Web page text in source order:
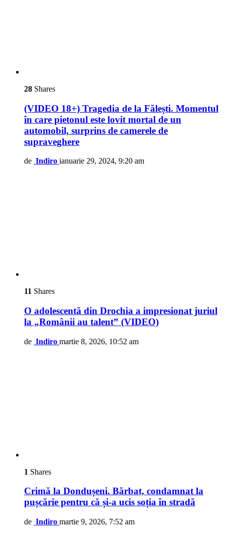
28 Shares
(VIDEO 18+) Tragedia de la Fălești. Momentul
în care pietonul este lovit mortal de un
automobil, surprins de camerele de
supraveghere
de Indiro ianuarie 29, 2024, 9:20 am
11 Shares
O adolescentă din Drochia a impresionat juriul
la „Românii au talent” (VIDEO)
de Indiro martie 8, 2026, 10:52 am
1 Shares
Crimă la Dondușeni. Bărbat, condamnat la
pușcărie pentru că și-a ucis soția în stradă
de Indiro martie 9, 2026, 7:52 am